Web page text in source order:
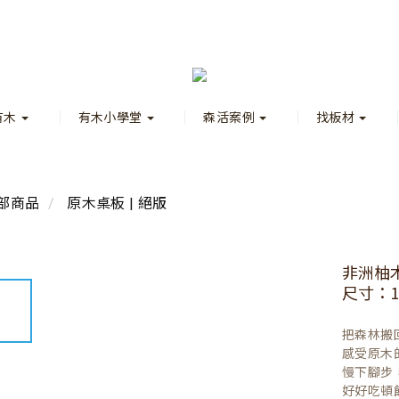
木 有木小學堂 森活案例 找板材
商品 原木桌板 | 絕版
非洲柚
尺寸：
把森林搬
感受原木
慢下腳步
好好吃頓